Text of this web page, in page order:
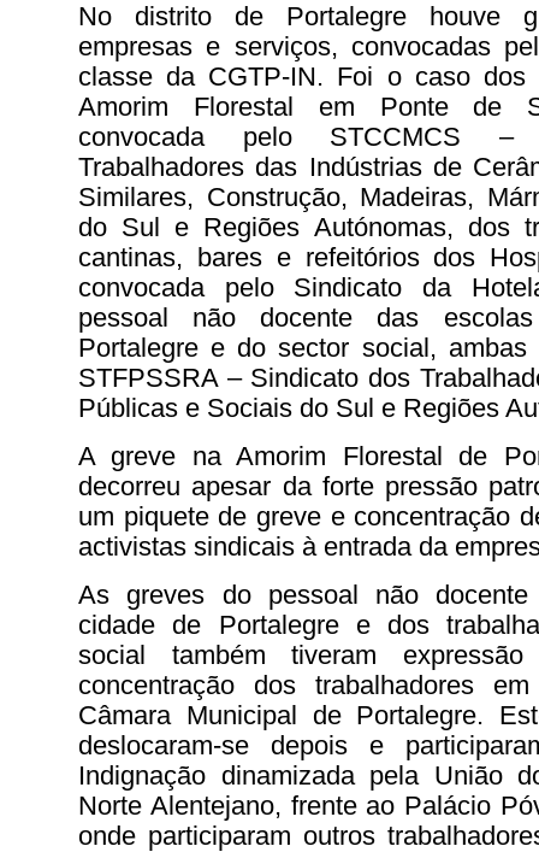
No distrito de Portalegre houve
empresas e serviços, convocadas
classe da CGTP-IN. Foi o caso dos
Amorim Florestal em Ponte de
convocada pelo STCCMCS
Trabalhadores das Indústrias de
Similares, Construção, Madeiras,
do Sul e Regiões Autónomas, dos
cantinas, bares e refeitórios dos
convocada pelo Sindicato da
pessoal não docente das
Portalegre e do sector social, ambas
STFPSSRA – Sindicato dos
Públicas e Sociais do Sul e Regiões
A greve na Amorim Florestal de
decorreu apesar da forte pressão
um piquete de greve e concentração
activistas sindicais à entrada da
As greves do pessoal não
cidade de Portalegre e dos
social também tiveram
concentração dos trabalhadores
Câmara Municipal de Portalegre.
deslocaram-se depois e
Indignação dinamizada pela União
Norte Alentejano, frente ao Palácio
onde participaram outros